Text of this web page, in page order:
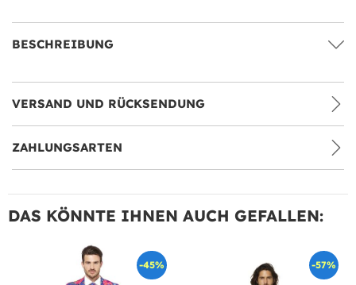
BESCHREIBUNG
VERSAND UND RÜCKSENDUNG
ZAHLUNGSARTEN
DAS KÖNNTE IHNEN AUCH GEFALLEN:
-45% -57%